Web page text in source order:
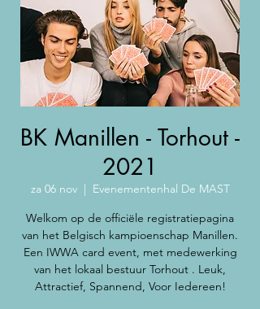
BK Manillen - Torhout -
2021
za 06 nov
  |
Evenementenhal De MAST
Welkom op de officiële registratiepagina
van het Belgisch kampioenschap Manillen.
Een IWWA card event, met medewerking
van het lokaal bestuur Torhout . Leuk,
Attractief, Spannend, Voor Iedereen!